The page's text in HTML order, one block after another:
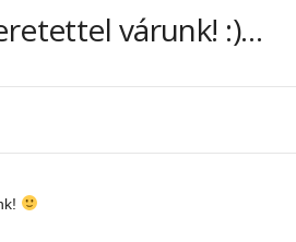
várunk! :)…